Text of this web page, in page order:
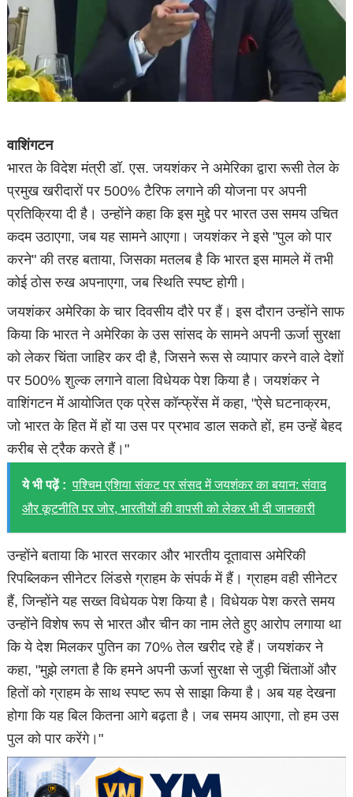
वाशिंगटन
भारत के विदेश मंत्री डॉ. एस. जयशंकर ने अमेरिका द्वारा रूसी तेल के
प्रमुख खरीदारों पर 500% टैरिफ लगाने की योजना पर अपनी
प्रतिक्रिया दी है। उन्होंने कहा कि इस मुद्दे पर भारत उस समय उचित
कदम उठाएगा, जब यह सामने आएगा। जयशंकर ने इसे "पुल को पार
करने" की तरह बताया, जिसका मतलब है कि भारत इस मामले में तभी
कोई ठोस रुख अपनाएगा, जब स्थिति स्पष्ट होगी।
जयशंकर अमेरिका के चार दिवसीय दौरे पर हैं। इस दौरान उन्होंने साफ
किया कि भारत ने अमेरिका के उस सांसद के सामने अपनी ऊर्जा सुरक्षा
को लेकर चिंता जाहिर कर दी है, जिसने रूस से व्यापार करने वाले देशों
पर 500% शुल्क लगाने वाला विधेयक पेश किया है। जयशंकर ने
वाशिंगटन में आयोजित एक प्रेस कॉन्फ्रेंस में कहा, "ऐसे घटनाक्रम,
जो भारत के हित में हों या उस पर प्रभाव डाल सकते हों, हम उन्हें बेहद
करीब से ट्रैक करते हैं।"
ये भी पढ़ें : पश्चिम एशिया संकट पर संसद में जयशंकर का बयान: संवाद
और कूटनीति पर जोर, भारतीयों की वापसी को लेकर भी दी जानकारी
उन्होंने बताया कि भारत सरकार और भारतीय दूतावास अमेरिकी
रिपब्लिकन सीनेटर लिंडसे ग्राहम के संपर्क में हैं। ग्राहम वही सीनेटर
हैं, जिन्होंने यह सख्त विधेयक पेश किया है। विधेयक पेश करते समय
उन्होंने विशेष रूप से भारत और चीन का नाम लेते हुए आरोप लगाया था
कि ये देश मिलकर पुतिन का 70% तेल खरीद रहे हैं। जयशंकर ने
कहा, "मुझे लगता है कि हमने अपनी ऊर्जा सुरक्षा से जुड़ी चिंताओं और
हितों को ग्राहम के साथ स्पष्ट रूप से साझा किया है। अब यह देखना
होगा कि यह बिल कितना आगे बढ़ता है। जब समय आएगा, तो हम उस
पुल को पार करेंगे।"